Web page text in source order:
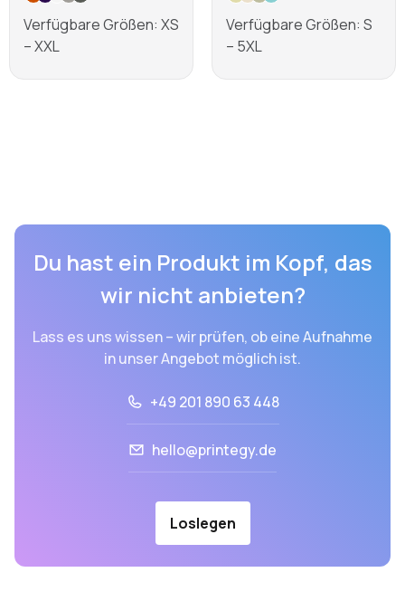
Verfügbare Größen: XS
– XXL
Verfügbare Größen: S
– 5XL
Du hast ein Produkt im Kopf, das
wir nicht anbieten?
Lass es uns wissen – wir prüfen, ob eine Aufnahme
in unser Angebot möglich ist.
+49 201 890 63 448
hello@printegy.de
Loslegen